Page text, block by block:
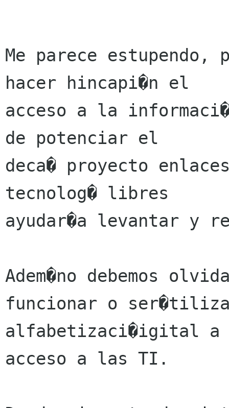
Me parece estupendo,
hacer hincapi�n el
acceso a la
de potenciar el
deca� proyecto
tecnolog� libres
ayudar�a levantar y
Adem�no debemos
funcionar o
alfabetizaci�igital a
acceso a las TI.